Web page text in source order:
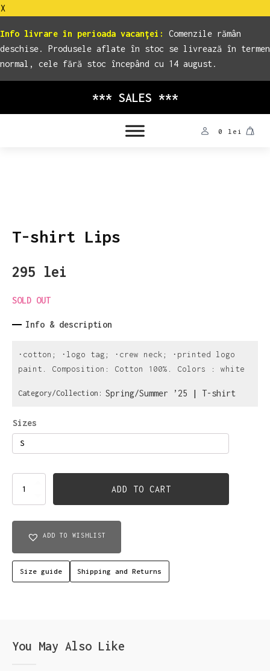
X
Info livrare în perioada vacanței:
Comenzile rămân
deschise. Produsele aflate în stoc se livrează în termen
normal, cele fără stoc începând cu 14 august.
*** SALES ***
0 lei
T-shirt Lips
295 lei
SOLD OUT
Info & description
•cotton; •logo tag; •crew neck; •printed logo
paint. Composition: Cotton 100%. Colors : white
Category/Collection: Spring/Summer ’25 | T-shirt
Sizes
Lips
ADD TO CART
ADD TO WISHLIST
Size guide Shipping and Returns
You May Also Like